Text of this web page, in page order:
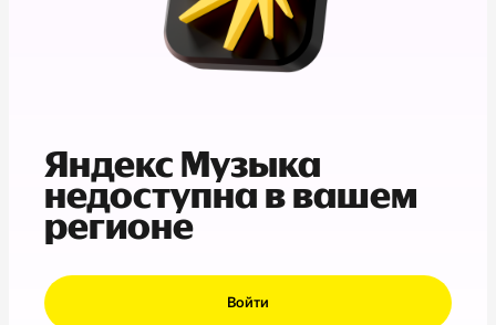
Яндекс Музыка
недоступна в вашем
регионе
Войти